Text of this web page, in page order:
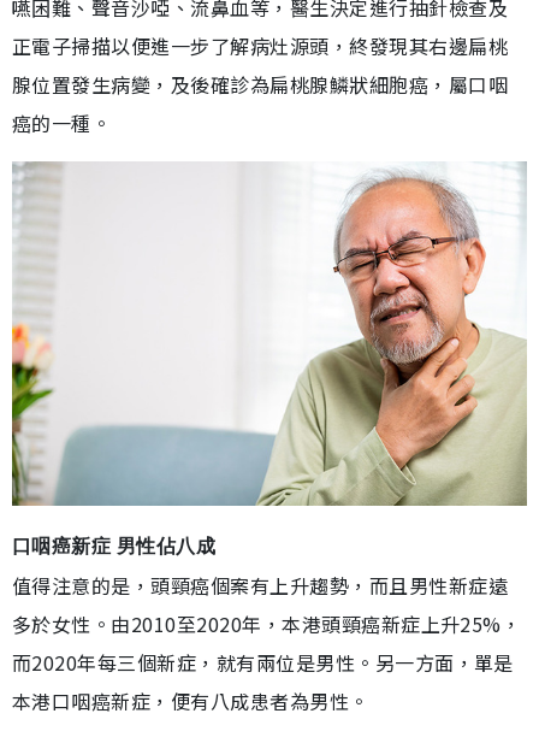
嚥困難、聲音沙啞、流鼻血等，醫生決定進行抽針檢查及
正電子掃描以便進一步了解病灶源頭，終發現其右邊扁桃
腺位置發生病變，及後確診為扁桃腺鱗狀細胞癌，屬口咽
癌的一種。
口咽癌新症 男性佔八成
值得注意的是，頭頸癌個案有上升趨勢，而且男性新症遠
多於女性。由2010至2020年，本港頭頸癌新症上升25%，
而2020年每三個新症，就有兩位是男性。另一方面，單是
本港口咽癌新症，便有八成患者為男性。